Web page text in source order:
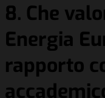
8. Che
Energia
rapporto